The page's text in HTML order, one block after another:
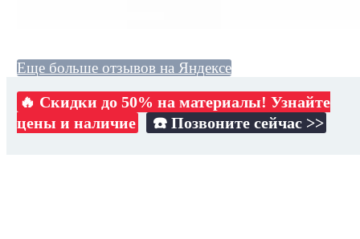
Еще больше отзывов на Яндексе
🔥 Скидки до 50% на материалы! Узнайте
цены и наличие
☎️ Позвоните сейчас >>